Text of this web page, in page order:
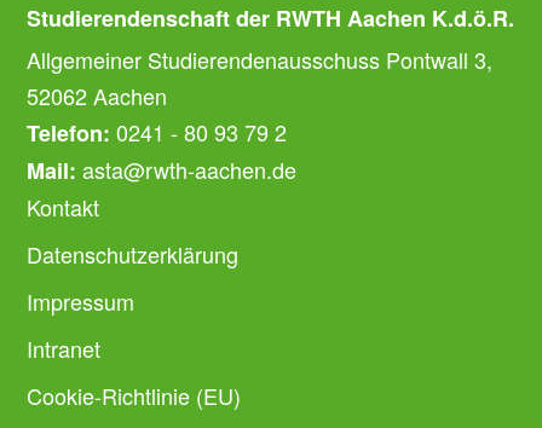
Studierendenschaft der RWTH Aachen K.d.ö.R.
Allgemeiner Studierendenausschuss Pontwall 3,
52062 Aachen
Telefon: 0241 - 80 93 79 2
Mail: asta@rwth-aachen.de
Kontakt
Datenschutzerklärung
Impressum
Intranet
Cookie-Richtlinie (EU)